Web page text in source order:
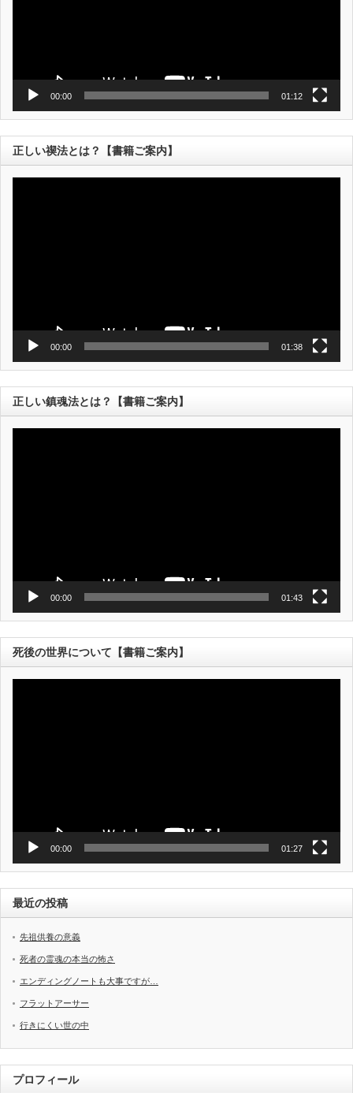
00:00 01:12
正しい禊法とは？【書籍ご案内】
00:00 01:38
正しい鎮魂法とは？【書籍ご案内】
00:00 01:43
死後の世界について【書籍ご案内】
00:00 01:27
最近の投稿
先祖供養の意義
死者の霊魂の本当の怖さ
エンディングノートも大事ですが…
フラットアーサー
行きにくい世の中
プロフィール